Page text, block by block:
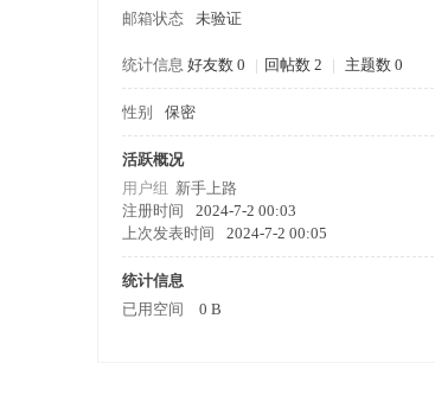
邮箱状态
未验证
统计信息 好友数 0 | 回帖数 2 | 主题数 0
性别 保密
活跃概况
用户组 新手上路
注册时间
2024-7-2 00:03
上次发表时间
2024-7-2 00:05
统计信息
已用空间
0 B